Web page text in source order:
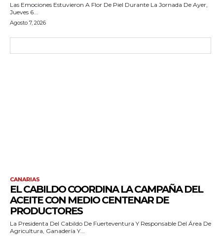
Las Emociones Estuvieron A Flor De Piel Durante La Jornada De Ayer,
Jueves 6...
Agosto 7, 2026
CANARIAS
EL CABILDO COORDINA LA CAMPAÑA DEL
ACEITE CON MEDIO CENTENAR DE
PRODUCTORES
La Presidenta Del Cabildo De Fuerteventura Y Responsable Del Área De
Agricultura, Ganadería Y...